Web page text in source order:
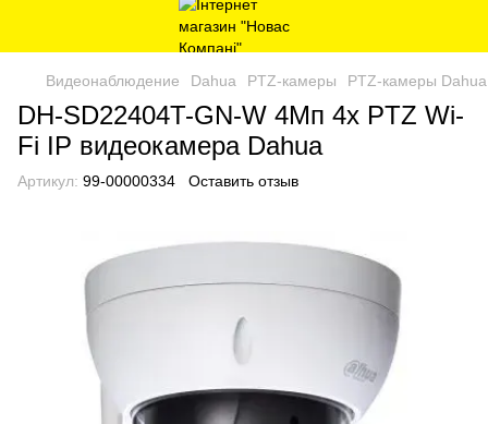
Видеонаблюдение Dahua PTZ-камеры PTZ-камеры Dahua
DH-SD22404T-GN-W 4Мп 4х PTZ Wi-
Fi IP видеокамера Dahua
Артикул: 99-00000334 Оставить отзыв